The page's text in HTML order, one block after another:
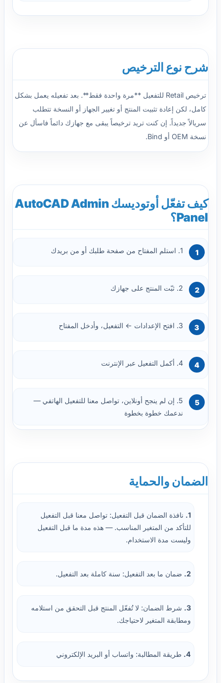
شرح نوع الترخيص
ترخيص Retail للتفعيل **مرة واحدة فقط**. بعد تفعيله يعمل بشكل
كامل، لكن إعادة تثبيت المنتج أو تغيير الجهاز أو النسخة تتطلب
سريالاً جديداً. إن كنت تريد ترخيصاً يبقى مع جهازك دائماً فاسأل عن
نسخة OEM أو Bind.
كيف تفعّل أوتوديسك AutoCAD Admin
Panel؟
1. استلم المفتاح من صفحة طلبك أو من بريدك
2. ثبّت المنتج على جهازك
3. افتح الإعدادات ← التفعيل، وأدخل المفتاح
4. أكمل التفعيل عبر الإنترنت
5. إن لم ينجح أونلاين، تواصل معنا للتفعيل الهاتفي —
ندعمك خطوة بخطوة
الضمان والحماية
1.
نافذة الضمان قبل التفعيل: تواصل معنا قبل التفعيل
للتأكد من المتغير المناسب. — هذه مدة ما قبل التفعيل
وليست مدة الاستخدام.
2. ضمان ما بعد التفعيل: سنة كاملة بعد التفعيل.
3.
شرط الضمان: لا تُفعّل المنتج قبل التحقق من استلامه
ومطابقة المتغير لاحتياجك.
4. طريقة المطالبة: واتساب أو البريد الإلكتروني